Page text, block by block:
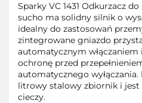
Sparky VC 1431 Odkurzacz
sucho ma solidny silnik o
idealny do zastosowań
zintegrowane gniazdo
automatycznym włączaniem
ochronę przed
automatycznego
litrowy stalowy zbiornik i jest
cieczy.